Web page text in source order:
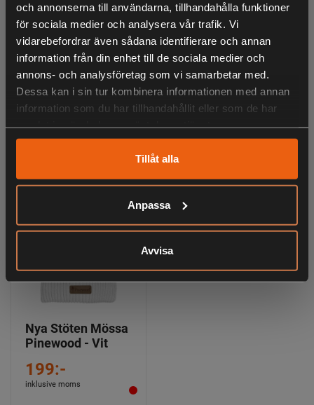
och annonserna till användarna, tillhandahålla funktioner
för sociala medier och analysera vår trafik. Vi
vidarebefordrar även sådana identifierare och annan
information från din enhet till de sociala medier och
annons- och analysföretag som vi samarbetar med.
Dessa kan i sin tur kombinera informationen med annan
information som du har tillhandahållit eller som de har
Tillåt alla
Anpassa
Avvisa
KÖPS OFTA TILLSAMMANS
ANDRA HAR OCKSÅ TITTAT PÅ
RELATERADE PRODUKTER
Nya Stöten Mössa
Pinewood - Vit
199:-
inklusive moms